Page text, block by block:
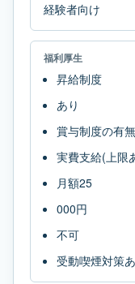
経験者向け
福利厚生
昇給制度
あり
賞与制度の有無
実費支給(上限
月額25
000円
不可
受動喫煙対策